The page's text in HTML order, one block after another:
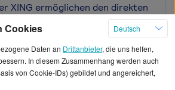
XING ermöglichen den direkten
realistische Gehälter.
Fachportale und
bieten ebenfalls
Bei der Stellensuche sollten
Cookies
Deutsch
Daten an Drittanbieter, die uns helfen,
In diesem Zusammenhang werden auch
von Cookie-IDs) gebildet und angereichert,